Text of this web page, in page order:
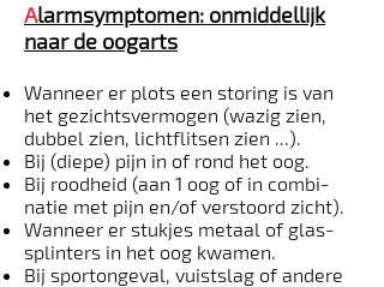
Alarmsymptomen: onmiddellijk
naar de oogarts
Wanneer er plots een storing is van
het gezichtsvermogen (wazig zien,
dubbel zien, lichtflitsen zien ...).
Bij (diepe) pijn in of rond het oog.
Bij roodheid (aan 1 oog of in combi­
natie met pijn en/of verstoord zicht).
Wanneer er stukjes metaal of glas­
splinters in het oog kwamen.
Bij sportongeval, vuistslag of andere